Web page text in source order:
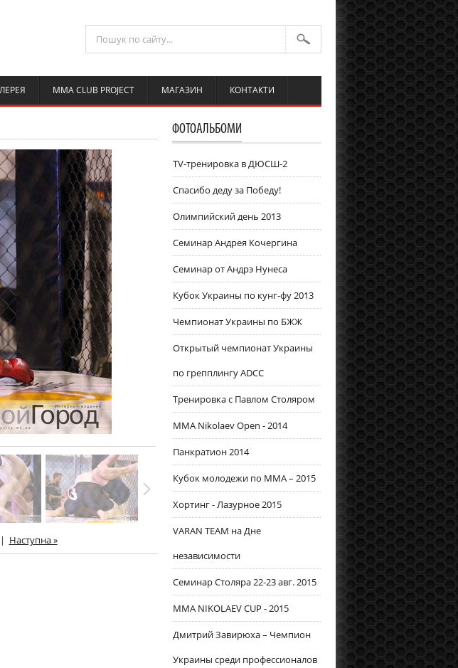
MMA CLUB PROJECT МАГАЗИН КОНТАКТИ
Наступна »
ФОТОАЛЬБОМИ
TV-тренировка в ДЮСШ-2
Спасибо деду за Победу!
Олимпийский день 2013
Семинар Андрея Кочергина
Cеминар от Андрэ Нунеса
Кубок Украины по кунг-фу 2013
Чемпионат Украины по БЖЖ
Открытый чемпионат Украины
по грепплингу ADCC
Тренировка с Павлом Столяром
MMA Nikolaev Open - 2014
Панкратион 2014
Кубок молодежи по ММА – 2015
Хортинг - Лазурное 2015
VARAN TEAM на Дне
независимости
Семинар Столяра 22-23 авг. 2015
MMA NIKOLAEV CUP - 2015
Дмитрий Завирюха – Чемпион
Украины среди профессионалов